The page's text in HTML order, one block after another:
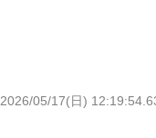
2026/05/17(日)